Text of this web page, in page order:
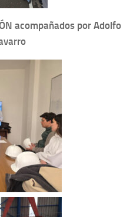
acompañados por Adolfo